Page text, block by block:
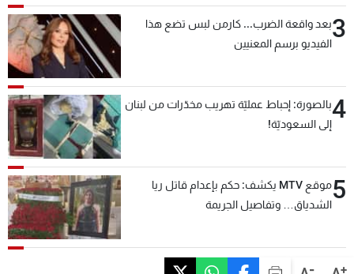
+
-
3بعد واقعة الضرب... كارمن لبس تضع هذا
الفيديو برسم المعنيين
4بالصورة: إحباط عمليّة تهريب مخدّرات من لبنان
إلى السعوديّة!
5
موقع MTV يكشف: حكم بإعدام قاتل ريا
الشدياق… وتفاصيل الجريمة